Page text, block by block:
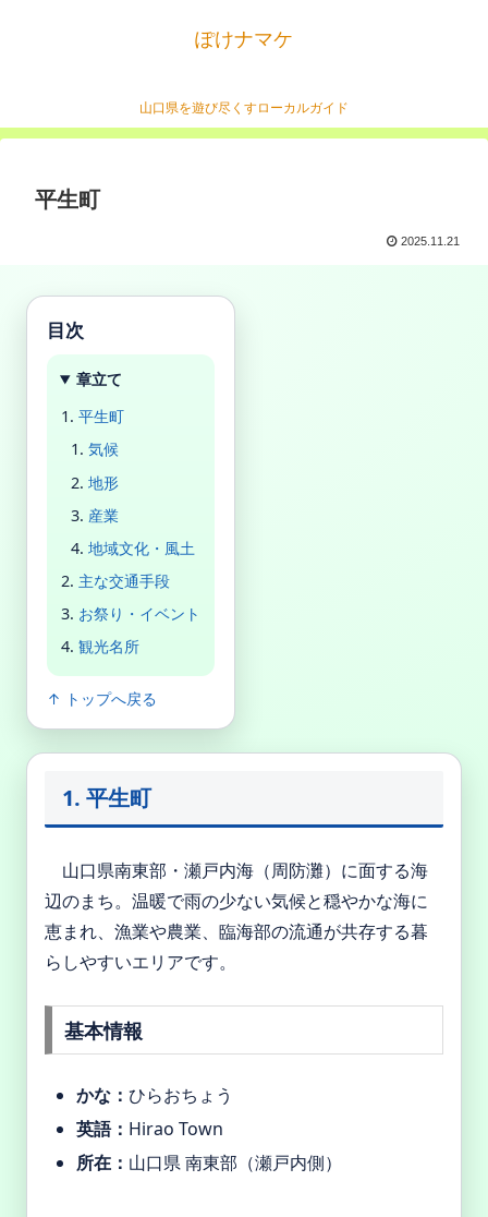
ぽけナマケ
山口県を遊び尽くすローカルガイド
平生町
2025.11.21
目次
章立て
平生町
気候
地形
産業
地域文化・風土
主な交通手段
お祭り・イベント
観光名所
↑ トップへ戻る
1. 平生町
山口県南東部・瀬戸内海（周防灘）に面する海
辺のまち。温暖で雨の少ない気候と穏やかな海に
恵まれ、漁業や農業、臨海部の流通が共存する暮
らしやすいエリアです。
基本情報
かな：ひらおちょう
英語： Hirao Town
所在： 山口県 南東部（瀬戸内側）